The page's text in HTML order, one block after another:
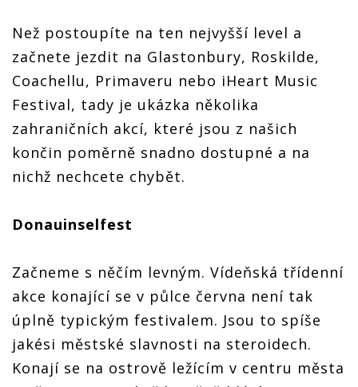
2017 aneb
Světové
hvězdy za
humny
2017 aneb
Světové
hvězdy za
humny
2017 aneb
Světové
hvězdy za
humny
2017 aneb
Světové
hvězdy za
humny
Než postoupíte na ten nejvyšší level a
začnete jezdit na Glastonbury, Roskilde,
Coachellu, Primaveru nebo iHeart Music
Festival, tady je ukázka několika
zahraničních akcí, které jsou z našich
končin poměrně snadno dostupné a na
nichž nechcete chybět.
Donauinselfest
Začneme s něčím levným. Vídeňská třídenní
akce konající se v půlce června není tak
úplně typickým festivalem. Jsou to spíše
jakési městské slavnosti na steroidech.
Konají se na ostrově ležícím v centru města